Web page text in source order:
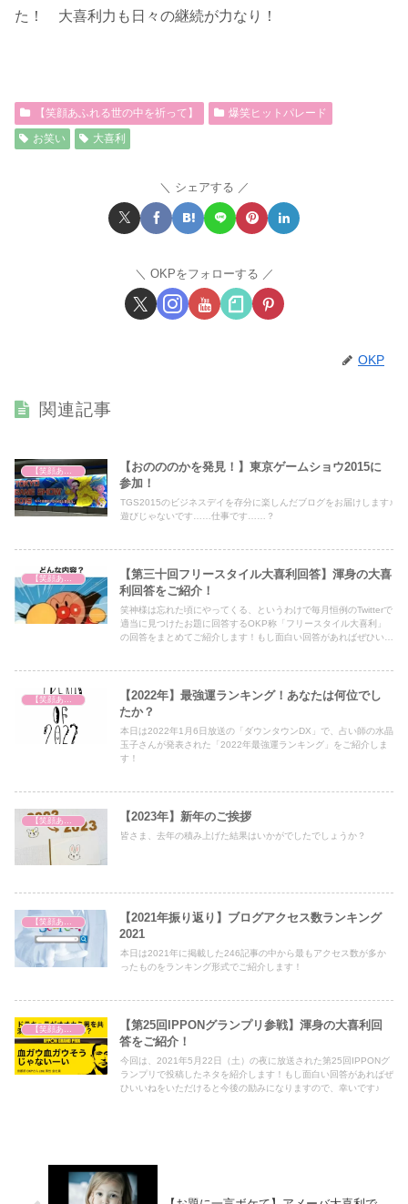
た！ 大喜利力も日々の継続が力なり！
【笑顔あふれる世の中を祈って】
爆笑ヒットパレード
お笑い
大喜利
シェアする
OKPをフォローする
OKP
関連記事
【おのののかを発見！】東京ゲームショウ2015に
参加！
TGS2015のビジネスデイを存分に楽しんだブログをお届けします♪
遊びじゃないです……仕事です……？
【第三十回フリースタイル大喜利回答】渾身の大喜
利回答をご紹介！
笑神様は忘れた頃にやってくる、というわけで毎月恒例のTwitterで
適当に見つけたお題に回答するOKP称「フリースタイル大喜利」
の回答をまとめてご紹介します！もし面白い回答があればぜひいい
【2022年】最強運ランキング！あなたは何位でし
たか？
本日は2022年1月6日放送の「ダウンタウンDX」で、占い師の水晶
玉子さんが発表された「2022年最強運ランキング」をご紹介しま
す！
【2023年】新年のご挨拶
皆さま、去年の積み上げた結果はいかがでしたでしょうか？
【笑顔あふれる世の中を祈って】
【2021年振り返り】ブログアクセス数ランキング
2021
本日は2021年に掲載した246記事の中から最もアクセス数が多か
ったものをランキング形式でご紹介します！
【笑顔あふれる世の中を祈って】
【第25回IPPONグランプリ参戦】渾身の大喜利回
答をご紹介！
今回は、2021年5月22日（土）の夜に放送された第25回IPPONグ
ランプリで投稿したネタを紹介します！もし面白い回答があればぜ
ひいいねをいただけると今後の励みになりますので、幸いです♪